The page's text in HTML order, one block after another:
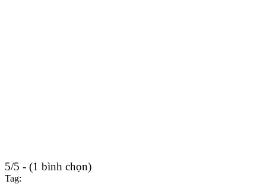
5/5 - (1 bình chọn)
Tag: